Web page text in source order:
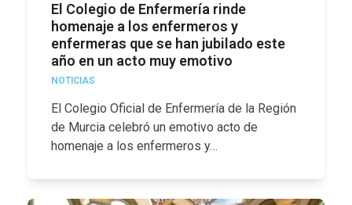
El Colegio de Enfermería rinde
homenaje a los enfermeros y
enfermeras que se han jubilado este
año en un acto muy emotivo
NOTICIAS
El Colegio Oficial de Enfermería de la Región
de Murcia celebró un emotivo acto de
homenaje a los enfermeros y…